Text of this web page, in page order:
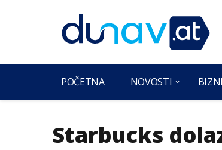
POČETNA NOVOSTI
Starbucks